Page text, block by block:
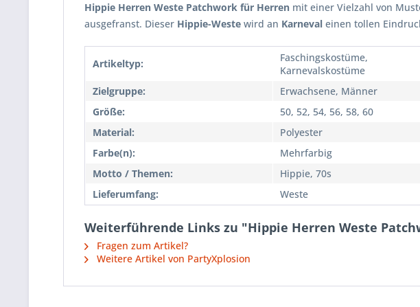
Hippie Herren Weste Patchwork für Herren mit einer Vielzahl von
ausgefranst. Dieser Hippie-Weste wird an Karneval einen tollen
Artikeltyp:
Faschingskostüme,
Karnevalskostüme
Zielgruppe:
Erwachsene, Männer
Größe:
50, 52, 54, 56, 58, 60
Material:
Polyester
Farbe(n):
Mehrfarbig
Motto / Themen:
Hippie, 70s
Lieferumfang:
Weste
Weiterführende Links zu "Hippie Herren Weste
Fragen zum Artikel?
Weitere Artikel von PartyXplosion